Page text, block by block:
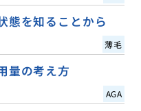
態を知ることから
薄毛
量の考え方
AGA